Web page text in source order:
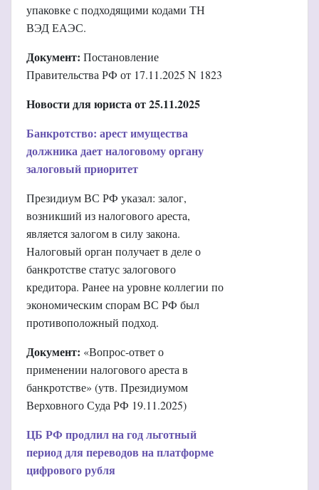
упаковке с подходящими кодами ТН
ВЭД ЕАЭС.
Документ: Постановление
Правительства РФ от 17.11.2025 N 1823
Новости для юриста от 25.11.2025
Банкротство: арест имущества
должника дает налоговому органу
залоговый приоритет
Президиум ВС РФ указал: залог,
возникший из налогового ареста,
является залогом в силу закона.
Налоговый орган получает в деле о
банкротстве статус залогового
кредитора. Ранее на уровне коллегии по
экономическим спорам ВС РФ был
противоположный подход.
Документ: «Вопрос-ответ о
применении налогового ареста в
банкротстве» (утв. Президиумом
Верховного Суда РФ 19.11.2025)
ЦБ РФ продлил на год льготный
период для переводов на платформе
цифрового рубля